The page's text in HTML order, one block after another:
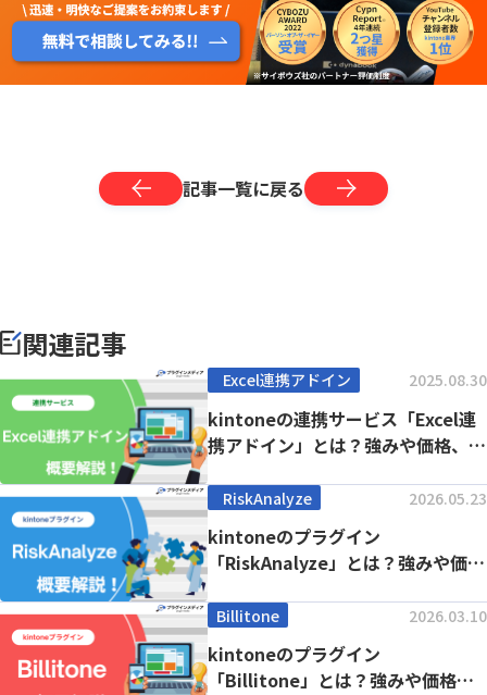
記事一覧に戻る
関連記事
Excel連携アドイン 2025.08.30
kintoneの連携サービス「Excel連
携アドイン」とは？強みや価格、導
RiskAnalyze 2026.05.23
kintoneのプラグイン
「RiskAnalyze」とは？強みや価
Billitone 2026.03.10
kintoneのプラグイン
「Billitone」とは？強みや価格、